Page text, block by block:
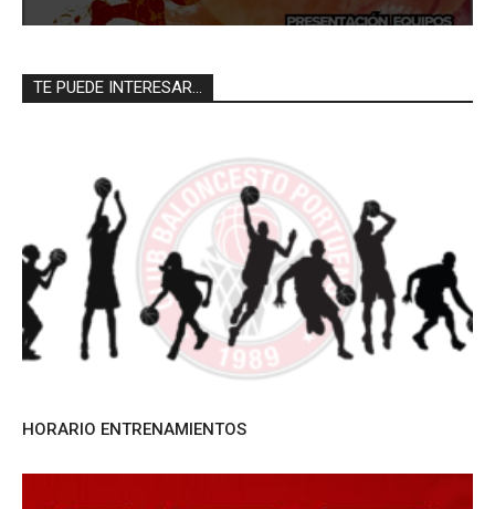
TE PUEDE INTERESAR...
HORARIO ENTRENAMIENTOS